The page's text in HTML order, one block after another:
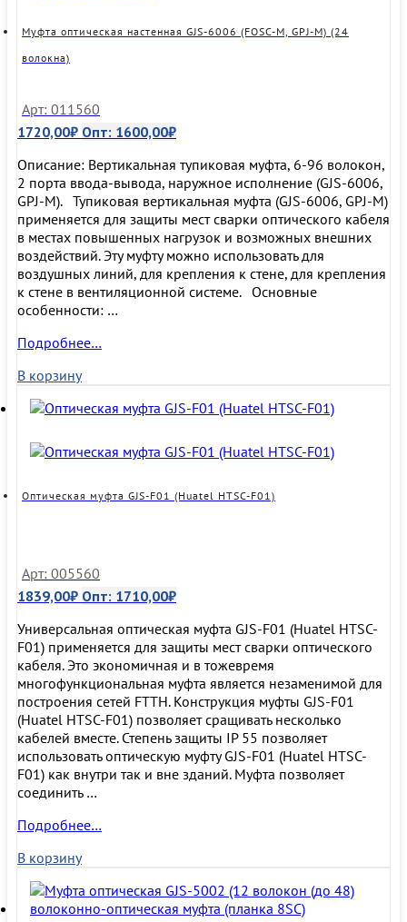
Муфта оптическая настенная GJS-6006 (FOSC-M, GPJ-M) (24
волокна)
Арт: 011560
1720,00₽ Опт: 1600,00₽
Описание: Вертикальная тупиковая муфта, 6-96 волокон,
2 порта ввода-вывода, наружное исполнение (GJS-6006,
GPJ-M). Тупиковая вертикальная муфта (GJS-6006, GPJ-M)
применяется для защиты мест сварки оптического кабеля
в местах повышенных нагрузок и возможных внешних
воздействий. Эту муфту можно использовать для
воздушных линий, для крепления к стене, для крепления
к стене в вентиляционной системе. Основные
особенности: …
Муфта
настенная
GJS-
6006
(24
Подробнее…
В корзину
Оптическая муфта GJS-F01 (Huatel HTSC-F01)
Арт: 005560
1839,00₽ Опт: 1710,00₽
Универсальная оптическая муфта GJS-F01 (Huatel HTSC-
F01) применяется для защиты мест сварки оптического
кабеля. Это экономичная и в тожевремя
многофункциональная муфта является незаменимой для
построения сетей FTTH. Конструкция муфты GJS-F01
(Huatel HTSC-F01) позволяет сращивать несколько
кабелей вместе. Степень защиты IP 55 позволяет
использовать оптическую муфту GJS-F01 (Huatel HTSC-
F01) как внутри так и вне зданий. Муфта позволяет
соединить …
Оптическая
GJS-
F01
(Huatel
HTSC-
Подробнее…
В корзину